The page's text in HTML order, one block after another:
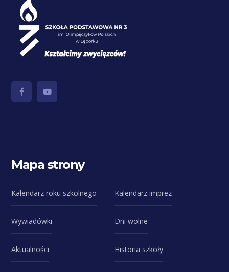
Mapa strony
Kalendarz roku szkolnego Kalendarz imprez
Wywiadówki Dni wolne
Aktualności Historia szkoły